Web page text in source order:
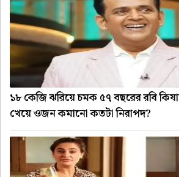
১৮ কেজি ঝরিয়ে চমক ৫৭ বছরের রবি
খেয়ে ওজন কমানো কতটা নিরাপদ?